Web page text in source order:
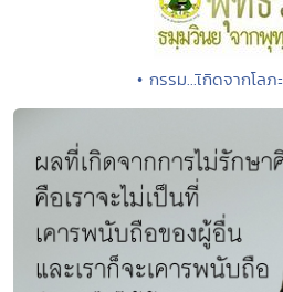
• กรรม...เิกิดจากโลภะ